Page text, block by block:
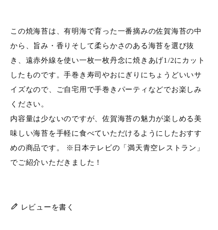
この焼海苔は、有明海で育った一番摘みの佐賀海苔の中
から、旨み・香りそして柔らかさのある海苔を選び抜
き、遠赤外線を使い一枚一枚丹念に焼きあげ1/2にカット
したものです。手巻き寿司やおにぎりにちょうどいいサ
イズなので、ご自宅用で手巻きパーティなどでお楽しみ
ください。
内容量は少ないのですが、佐賀海苔の魅力が楽しめる美
味しい海苔を手軽に食べていただけるようにしたおすす
めの商品です。 ※日本テレビの「満天青空レストラン」
でご紹介いただきました！
レビューを書く